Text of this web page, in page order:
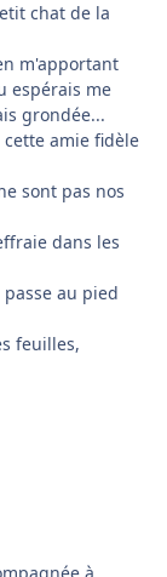
chat de la
m'apportant
espérais me
grondée...
amie fidèle
sont pas nos
dans les
au pied
feuilles,